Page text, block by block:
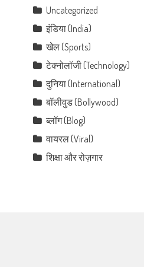
Uncategorized
इंडिया (India)
खेल (Sports)
टेक्नोलॉजी (Technology)
दुनिया (International)
बॉलीवुड (Bollywood)
ब्लॉग (Blog)
वायरल (Viral)
शिक्षा और रोज़गार